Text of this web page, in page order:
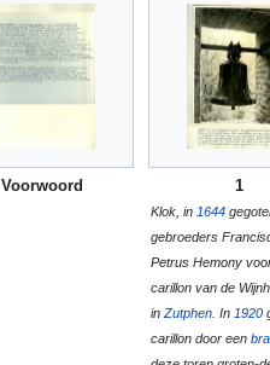
Voorwoord 1
Klok, in 1644
gebroeders
Petrus Hemony
carillon van de
in Zutphen . In 1920
carillon door een